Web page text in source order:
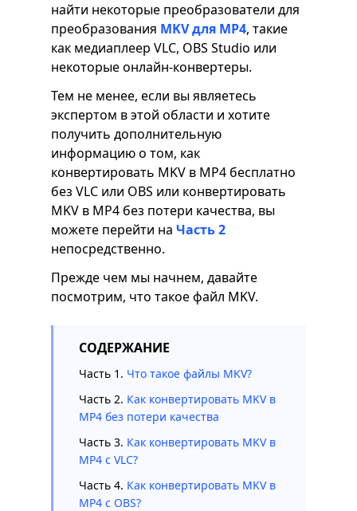
найти некоторые преобразователи для
преобразования MKV для MP4, такие
как медиаплеер VLC, OBS Studio или
некоторые онлайн-конвертеры.
Тем не менее, если вы являетесь
экспертом в этой области и хотите
получить дополнительную
информацию о том, как
конвертировать MKV в MP4 бесплатно
без VLC или OBS или конвертировать
MKV в MP4 без потери качества, вы
можете перейти на Часть 2
непосредственно.
Прежде чем мы начнем, давайте
посмотрим, что такое файл MKV.
СОДЕРЖАНИЕ
Часть 1. Что такое файлы MKV?
Часть 2. Как конвертировать MKV в
MP4 без потери качества
Часть 3. Как конвертировать MKV в
MP4 с VLC?
Часть 4. Как конвертировать MKV в
MP4 с OBS?